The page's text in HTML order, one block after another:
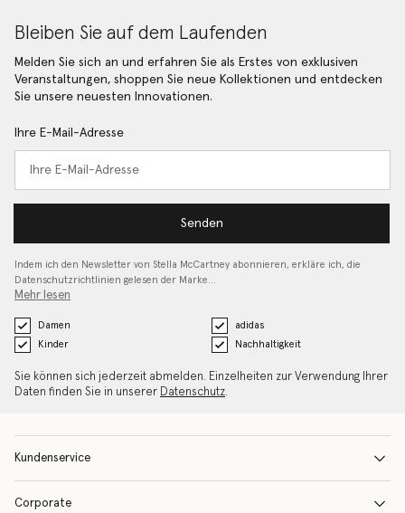
Bleiben Sie auf dem Laufenden
Melden Sie sich an und erfahren Sie als Erstes von exklusiven
Veranstaltungen, shoppen Sie neue Kollektionen und entdecken
Sie unsere neuesten Innovationen.
Ihre E-Mail-Adresse
Senden
Indem ich den Newsletter von Stella McCartney abonnieren, erkläre ich, die
Datenschutzrichtlinien gelesen der Marke…
Mehr lesen
Damen
adidas
Kinder
Nachhaltigkeit
Sie können sich jederzeit abmelden. Einzelheiten zur Verwendung Ihrer
Daten finden Sie in unserer Datenschutz.
Kundenservice
Corporate